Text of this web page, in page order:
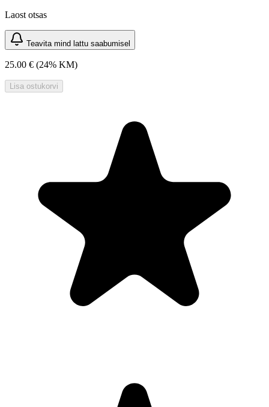
Laost otsas
Teavita mind lattu saabumisel
25.00 € (24% KM)
Lisa ostukorvi